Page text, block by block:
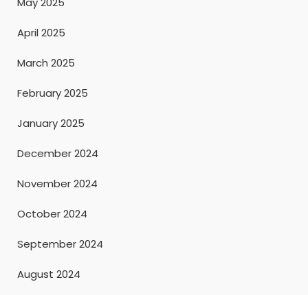
April 2025
March 2025
February 2025
January 2025
December 2024
November 2024
October 2024
September 2024
August 2024